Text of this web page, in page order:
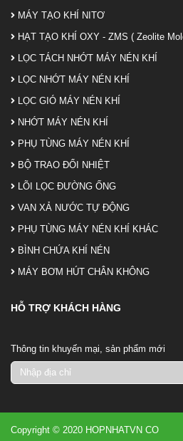
MÁY TẠO KHÍ NITƠ
HẠT TẠO KHÍ OXY - ZMS ( Zeolite
LỌC TÁCH NHỚT MÁY NÉN KHÍ
LỌC NHỚT MÁY NÉN KHÍ
LỌC GIÓ MÁY NÉN KHÍ
NHỚT MÁY NÉN KHÍ
PHỤ TÙNG MÁY NÉN KHÍ
BỘ TRAO ĐỔI NHIỆT
LÕI LỌC ĐƯỜNG ỐNG
VAN XẢ NƯỚC TỰ ĐỘNG
PHỤ TÙNG MÁY NÉN KHÍ KHÁC
BÌNH CHỨA KHÍ NÉN
MÁY BƠM HÚT CHÂN KHÔNG
HỖ TRỢ KHÁCH HÀNG
Thông tin khuyến mại, sản phẩm mới
Copyright © 2020 HOPNHATVN CO